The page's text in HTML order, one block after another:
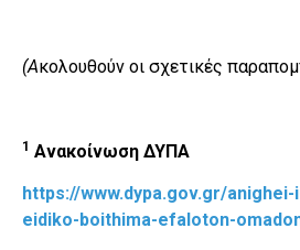
(Ακολουθούν οι σχετικές
1 Ανακοίνωση ΔΥΠΑ
https://www.dypa.gov.gr/
eidiko-boithima-efaloton-